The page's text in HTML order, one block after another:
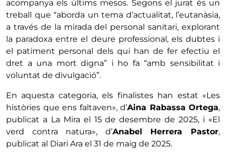
acompanya els últims mesos. Segons el jurat és un
treball que “aborda un tema d’actualitat, l’eutanàsia,
a través de la mirada del personal sanitari, explorant
la paradoxa entre el deure professional, els dubtes i
el patiment personal dels qui han de fer efectiu el
dret a una mort digna” i ho fa “amb sensibilitat i
voluntat de divulgació”.
En aquesta categoria, els finalistes han estat «Les
històries que ens faltaven», d’Aina Rabassa Ortega,
publicat a La Mira el 15 de desembre de 2025, i «El
verd contra natura», d’Anabel Herrera Pastor,
publicat al Diari Ara el 31 de maig de 2025.